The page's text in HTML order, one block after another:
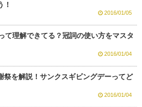
！
2016/01/05
て理解できてる？冠詞の使い方をマスタ
2016/01/04
祭を解説！サンクスギビングデーってど
2016/01/04